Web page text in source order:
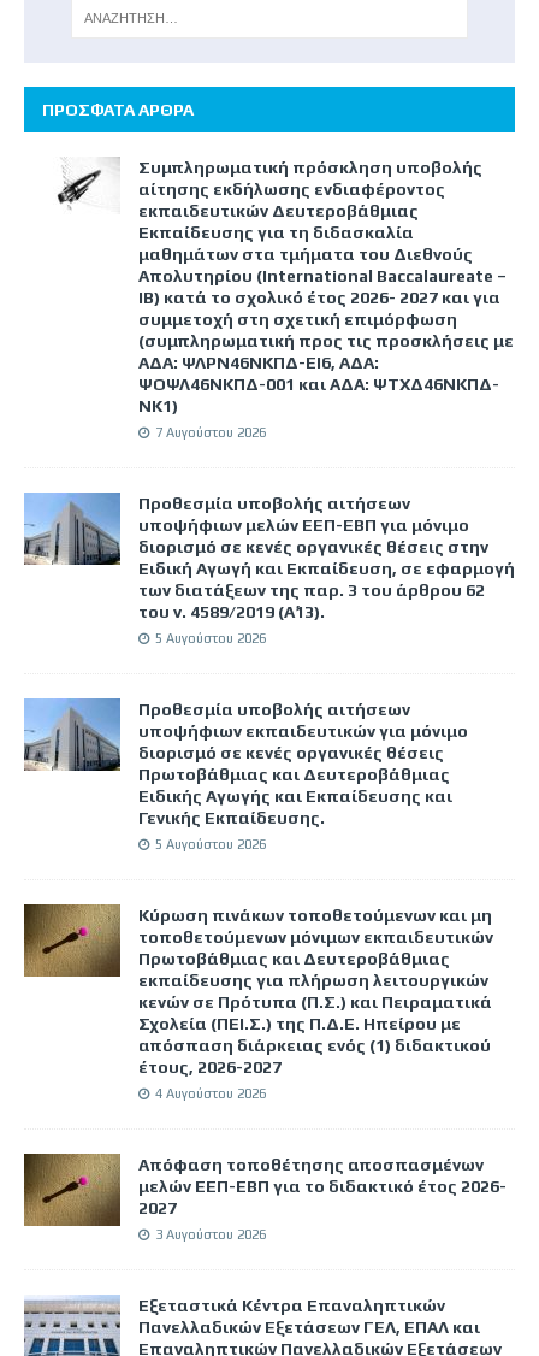
ΠΡΟΣΦΑΤΑ ΑΡΘΡΑ
Συμπληρωματική πρόσκληση υποβολής
αίτησης εκδήλωσης ενδιαφέροντος
εκπαιδευτικών Δευτεροβάθμιας
Εκπαίδευσης για τη διδασκαλία
μαθημάτων στα τμήματα του Διεθνούς
Απολυτηρίου (International Baccalaureate –
IB) κατά το σχολικό έτος 2026- 2027 και για
συμμετοχή στη σχετική επιμόρφωση
(συμπληρωματική προς τις προσκλήσεις με
ΑΔΑ: ΨΛΡΝ46ΝΚΠΔ-ΕΙ6, ΑΔΑ:
ΨΟΨΛ46ΝΚΠΔ-001 και ΑΔΑ: ΨΤΧΔ46ΝΚΠΔ-
ΝΚ1)
7 Αυγούστου 2026
Προθεσμία υποβολής αιτήσεων
υποψήφιων μελών ΕΕΠ-ΕΒΠ για μόνιμο
διορισμό σε κενές οργανικές θέσεις στην
Ειδική Αγωγή και Εκπαίδευση, σε εφαρμογή
των διατάξεων της παρ. 3 του άρθρου 62
του ν. 4589/2019 (Α΄13).
5 Αυγούστου 2026
Προθεσμία υποβολής αιτήσεων
υποψήφιων εκπαιδευτικών για μόνιμο
διορισμό σε κενές οργανικές θέσεις
Πρωτοβάθμιας και Δευτεροβάθμιας
Ειδικής Αγωγής και Εκπαίδευσης και
Γενικής Εκπαίδευσης.
5 Αυγούστου 2026
Κύρωση πινάκων τοποθετούμενων και μη
τοποθετούμενων μόνιμων εκπαιδευτικών
Πρωτοβάθμιας και Δευτεροβάθμιας
εκπαίδευσης για πλήρωση λειτουργικών
κενών σε Πρότυπα (Π.Σ.) και Πειραματικά
Σχολεία (ΠΕΙ.Σ.) της Π.Δ.Ε. Ηπείρου με
απόσπαση διάρκειας ενός (1) διδακτικού
έτους, 2026-2027
4 Αυγούστου 2026
Απόφαση τοποθέτησης αποσπασμένων
μελών ΕΕΠ-ΕΒΠ για το διδακτικό έτος 2026-
2027
3 Αυγούστου 2026
Εξεταστικά Κέντρα Επαναληπτικών
Πανελλαδικών Εξετάσεων ΓΕΛ, ΕΠΑΛ και
Επαναληπτικών Πανελλαδικών Εξετάσεων